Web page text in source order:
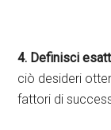
4. Definisci
ciò desideri
fattori di